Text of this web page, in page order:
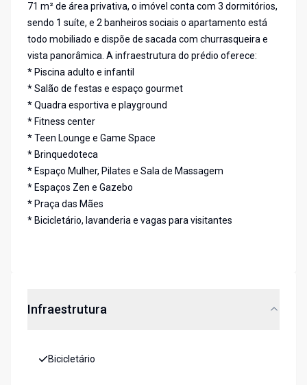
71 m² de área privativa, o imóvel conta com 3 dormitórios,
sendo 1 suíte, e 2 banheiros sociais o apartamento está
todo mobiliado e dispõe de sacada com churrasqueira e
vista panorâmica. A infraestrutura do prédio oferece:
* Piscina adulto e infantil
* Salão de festas e espaço gourmet
* Quadra esportiva e playground
* Fitness center
* Teen Lounge e Game Space
* Brinquedoteca
* Espaço Mulher, Pilates e Sala de Massagem
* Espaços Zen e Gazebo
* Praça das Mães
* Bicicletário, lavanderia e vagas para visitantes
Infraestrutura
Bicicletário